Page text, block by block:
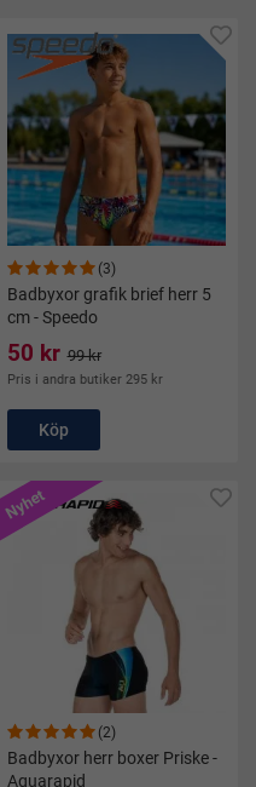
(3)
Badbyxor grafik brief herr 5
cm - Speedo
50 kr 99 kr
Pris i andra butiker 295 kr
Köp
(2)
Badbyxor herr boxer Priske -
Aquarapid
Nyhet